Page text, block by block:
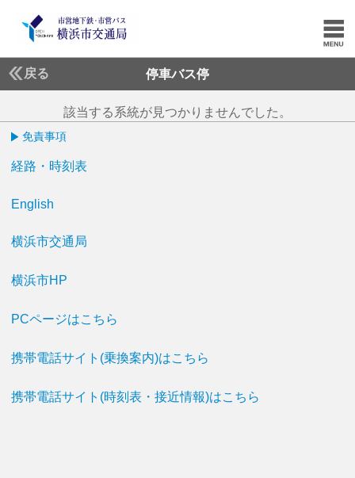
戻る 停車バス停
該当する系統が見つかりませんでした。
免責事項
経路・時刻表
English
横浜市交通局
横浜市HP
PCページはこちら
携帯電話サイト(乗換案内)はこちら
携帯電話サイト(時刻表・接近情報)はこちら